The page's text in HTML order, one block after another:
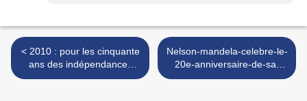
< 2010 : pour les cinquante
ans des indépendances
africaines France à quand
Nelson-mandela-celebre-le-
20e-anniversaire-de-sa-
liberation_846867.html >